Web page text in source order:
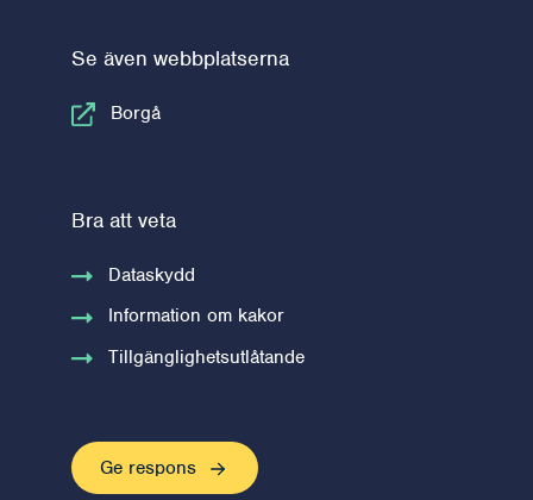
Se även webbplatserna
Borgå
Bra att veta
Dataskydd
Information om kakor
Tillgänglighetsutlåtande
Ge respons